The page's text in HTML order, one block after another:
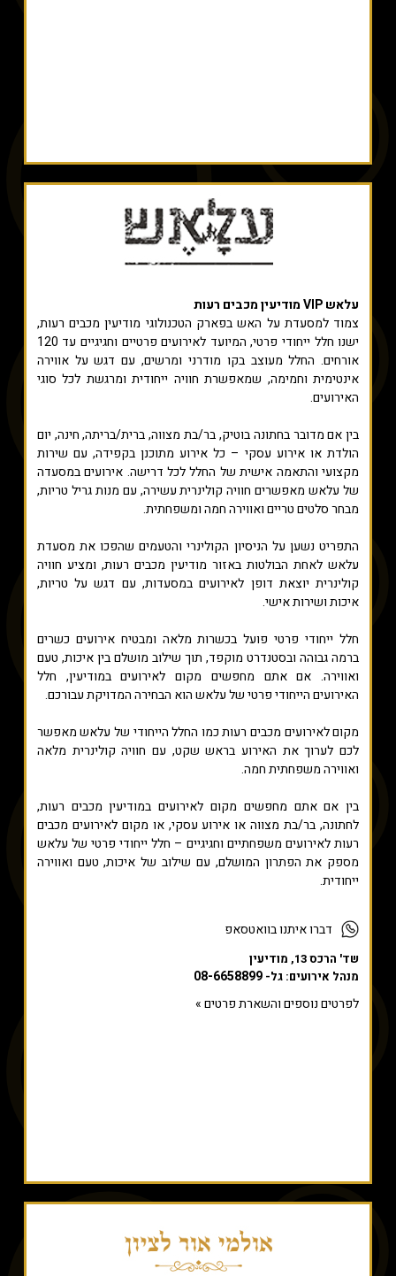
עלאש VIP מודיעין מכבים רעות
צמוד למסעדת על האש בפארק הטכנולוגי מודיעין מכבים רעות,
ישנו חלל ייחודי פרטי, המיועד לאירועים פרטיים וחגיגיים עד 120
אורחים. החלל מעוצב בקו מודרני ומרשים, עם דגש על אווירה
אינטימית וחמימה, שמאפשרת חוויה ייחודית ומרגשת לכל סוגי
האירועים.
בין אם מדובר בחתונה בוטיק, בר/בת מצווה, ברית/בריתה, חינה, יום
הולדת או אירוע עסקי – כל אירוע מתוכנן בקפידה, עם שירות
מקצועי והתאמה אישית של החלל לכל דרישה. אירועים במסעדה
של עלאש מאפשרים חוויה קולינרית עשירה, עם מנות גריל טריות,
מבחר סלטים טריים ואווירה חמה ומשפחתית.
התפריט נשען על הניסיון הקולינרי והטעמים שהפכו את מסעדת
עלאש לאחת הבולטות באזור מודיעין מכבים רעות, ומציע חוויה
קולינרית יוצאת דופן לאירועים במסעדות, עם דגש על טריות,
איכות ושירות אישי.
חלל ייחודי פרטי פועל בכשרות מלאה ומבטיח אירועים כשרים
ברמה גבוהה ובסטנדרט מוקפד, תוך שילוב מושלם בין איכות, טעם
ואווירה. אם אתם מחפשים מקום לאירועים במודיעין, חלל
האירועים הייחודי פרטי של עלאש הוא הבחירה המדויקת עבורכם.
מקום לאירועים מכבים רעות כמו החלל הייחודי של עלאש מאפשר
לכם לערוך את האירוע בראש שקט, עם חוויה קולינרית מלאה
ואווירה משפחתית חמה.
בין אם אתם מחפשים מקום לאירועים במודיעין מכבים רעות,
לחתונה, בר/בת מצווה או אירוע עסקי, או מקום לאירועים מכבים
רעות לאירועים משפחתיים וחגיגיים – חלל ייחודי פרטי של עלאש
מספק את הפתרון המושלם, עם שילוב של איכות, טעם ואווירה
ייחודית.
דברו איתנו בוואטסאפ
שד' הרכס 13, מודיעין
מנהל אירועים: גל- 08-6658899
לפרטים נוספים והשארת פרטים »